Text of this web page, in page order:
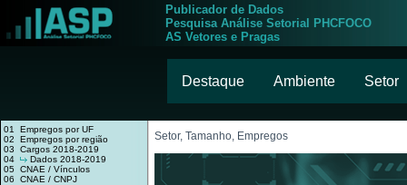
Publicador de Dados
Pesquisa Análise Setorial PHCFOCO
AS Vetores e Pragas
Destaque Ambiente Setor
01 Empregos por UF
02 Empregos por região
03 Cargos 2018-2019
04
Dados 2018-2019
05 CNAE / Vínculos
06 CNAE / CNPJ
Setor, Tamanho, Empregos